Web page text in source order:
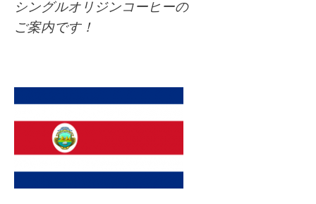
シングルオリジンコーヒーの
ご案内です！